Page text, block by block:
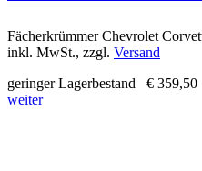
Fächerkrümmer Chevrolet
inkl. MwSt., zzgl. Versand
geringer Lagerbestand
€ 359,50
weiter